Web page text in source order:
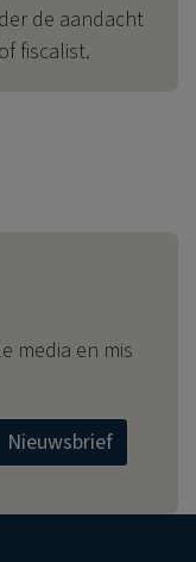
de aandacht
fiscalist.
media en mis
Nieuwsbrief